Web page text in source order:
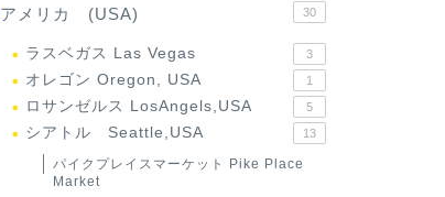
アメリカ (USA) 30
ラスベガス Las Vegas 3
オレゴン Oregon, USA 1
ロサンゼルス LosAngels,USA 5
シアトル Seattle,USA 13
パイクプレイスマーケット Pike Place
Market